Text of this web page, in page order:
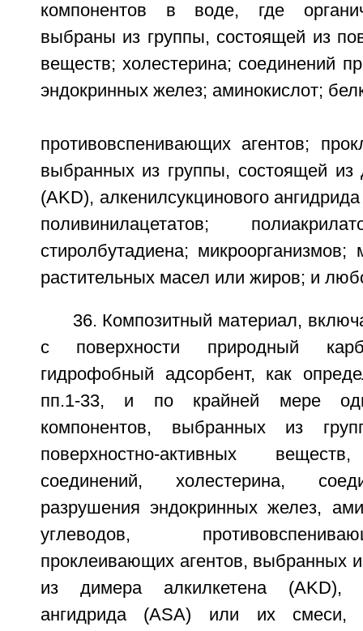
компонентов в воде, где
выбраны из группы, состоящей из
веществ; холестерина; соединений
эндокринных желез; аминокислот;
противовспенивающих агентов;
выбранных из группы, состоящей из
(AKD), алкенилсукцинового
поливинилацетатов;
стиролбутадиена;
растительных масел или жиров; и
36. Композитный материал,
с поверхности природный
гидрофобный адсорбент, как
пп.1-33, и по крайней мере
компонентов, выбранных из
поверхностно-активных
соединений, холестерина,
разрушения эндокринных желез,
углеводов,
проклеивающих агентов, выбранных
из димера алкилкетена (AKD),
ангидрида (ASA) или их смеси,